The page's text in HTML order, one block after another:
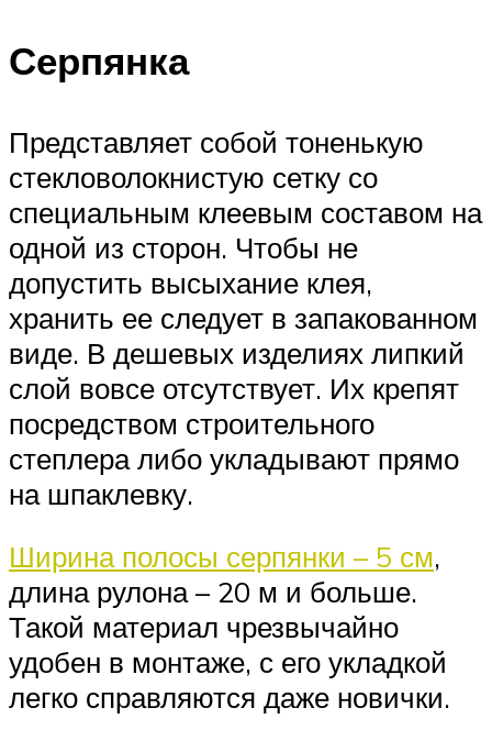
Серпянка
Представляет собой тоненькую
стекловолокнистую сетку со
специальным клеевым составом на
одной из сторон. Чтобы не
допустить высыхание клея,
хранить ее следует в запакованном
виде. В дешевых изделиях липкий
слой вовсе отсутствует. Их крепят
посредством строительного
степлера либо укладывают прямо
на шпаклевку.
Ширина полосы серпянки – 5 см,
длина рулона – 20 м и больше.
Такой материал чрезвычайно
удобен в монтаже, с его укладкой
легко справляются даже новички.